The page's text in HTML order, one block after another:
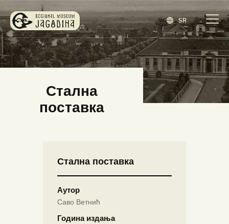
SR
Стална
поставка
ЗАВИЧАЈНИ МУЗЕЈ ЈАГОДИНА
www.jagodina.museum
ЗБИРКЕ
ИЗЛОЖБЕ
БЛОГ
НАШ МУЗЕЈ
ENGLISH
Стална поставка
Аутор
Саво Ветнић
Година издања